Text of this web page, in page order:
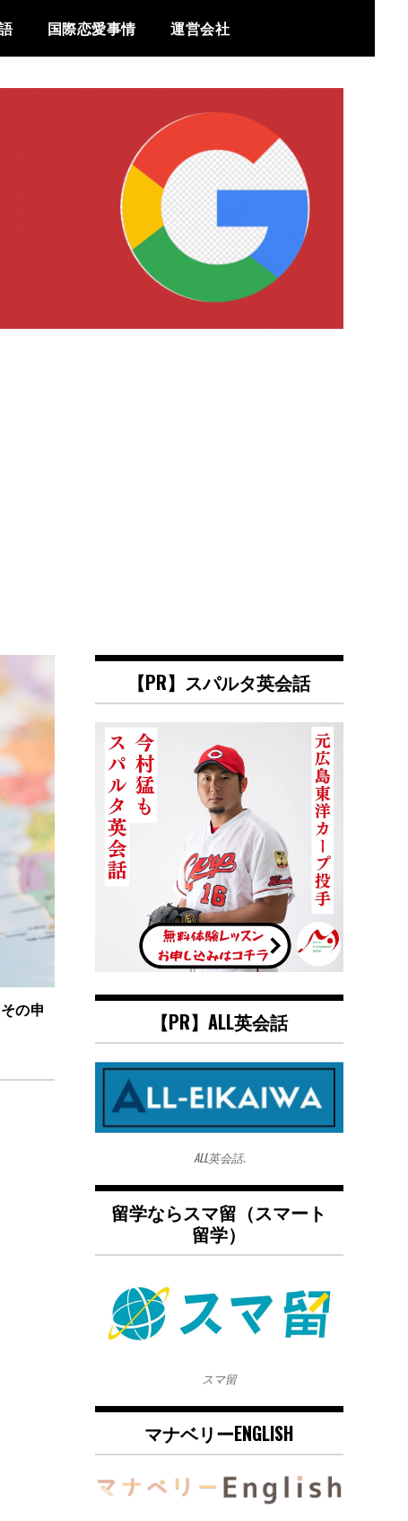
国際恋愛事情 運営会社
の申
【PR】スパルタ英会話
【PR】ALL英会話
ALL英会話.
留学ならスマ留（スマート
留学）
スマ留
マナベリーENGLISH